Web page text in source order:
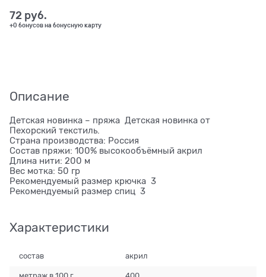
72 руб.
+0 бонусов на бонусную карту
Описание
Детская новинка – пряжа Детская новинка от
Пехорский текстиль.
Страна производства: Россия
Состав пряжи: 100% высокообъёмный акрил
Длина нити: 200 м
Вес мотка: 50 гр
Рекомендуемый размер крючка 3
Рекомендуемый размер спиц 3
Характеристики
состав акрил